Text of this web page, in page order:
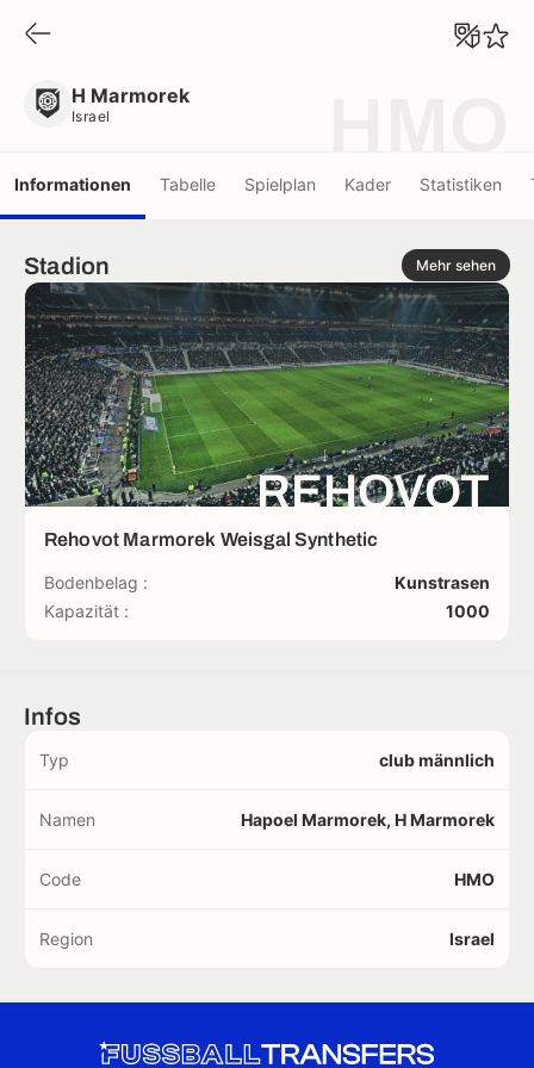
H Marmorek
Israel
Informationen Tabelle Spielplan Kader Statistiken
Stadion Mehr sehen
REHOVOT
Rehovot Marmorek Weisgal Synthetic
Bodenbelag :
Kunstrasen
Kapazität :
1000
Infos
Typ club männlich
Namen Hapoel Marmorek, H Marmorek
Code HMO
Region Israel